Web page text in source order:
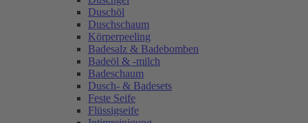
Duschöl
Duschschaum
Körperpeeling
Badesalz & Badebomben
Badeöl & -milch
Badeschaum
Dusch- & Badesets
Feste Seife
Flüssigseife